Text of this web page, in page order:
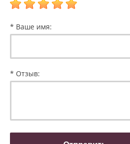
* Ваше имя:
* Отзыв: